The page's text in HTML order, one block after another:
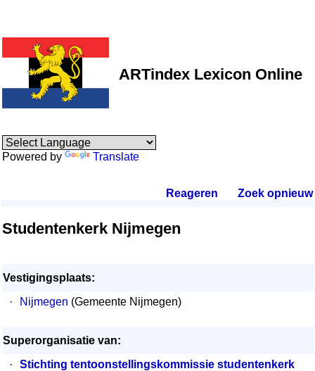
ARTindex Lexicon Online
Powered by Translate
Reageren Zoek opnieuw.
Studentenkerk Nijmegen
Vestigingsplaats:
·
Nijmegen (Gemeente Nijmegen)
Superorganisatie van:
·
Stichting tentoonstellingskommissie studentenkerk